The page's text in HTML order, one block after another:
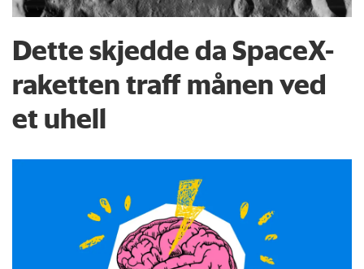
Dette skjedde da SpaceX-
raketten traff månen ved
et uhell